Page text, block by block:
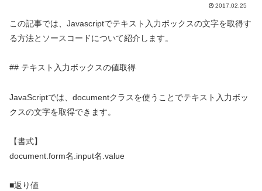
2017.02.25
この記事では、Javascriptでテキスト入力ボックスの文字を取得す
る方法とソースコードについて紹介します。
## テキスト入力ボックスの値取得
JavaScriptでは、documentクラスを使うことでテキスト入力ボッ
クスの文字を取得できます。
【書式】
document.form名.input名.value
■返り値